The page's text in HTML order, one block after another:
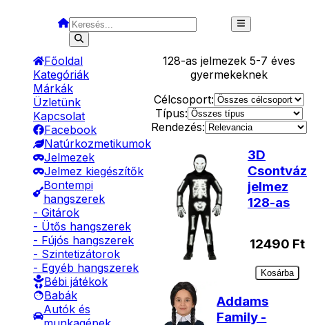
Főoldal
Kategóriák
Márkák
Üzletünk
Kapcsolat
Facebook
Natúrkozmetikumok
Jelmezek
Jelmez kiegészítők
Bontempi
hangszerek
- Gitárok
- Ütős hangszerek
- Fújós hangszerek
- Szintetizátorok
- Egyéb hangszerek
Bébi játékok
Babák
Autók és
128-as jelmezek 5-7 éves
gyermekeknek
Célcsoport:
Típus:
Rendezés:
3D
Csontváz
jelmez
128-as
12490 Ft
Kosárba
Addams
Family -